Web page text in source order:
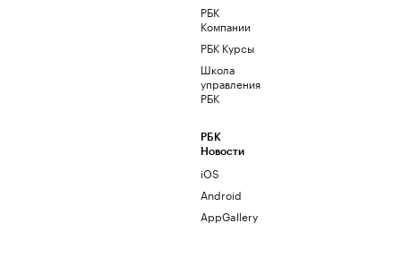
РБК
Компании
РБК Курсы
Школа
управления
РБК
РБК
Новости
iOS
Android
AppGallery